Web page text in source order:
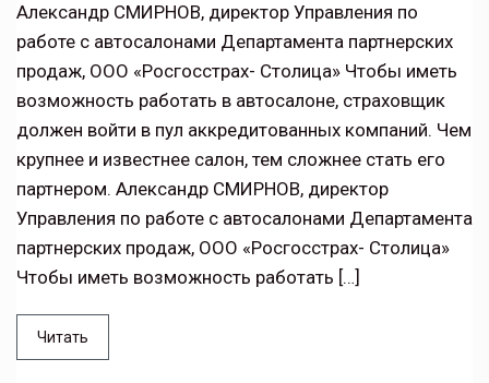
Александр СМИРНОВ, директор Управления по
работе с автосалонами Департамента партнерских
продаж, ООО «Росгосстрах- Столица» Чтобы иметь
возможность работать в автосалоне, страховщик
должен войти в пул аккредитованных компаний. Чем
крупнее и известнее салон, тем сложнее стать его
партнером. Александр СМИРНОВ, директор
Управления по работе с автосалонами Департамента
партнерских продаж, ООО «Росгосстрах- Столица»
Чтобы иметь возможность работать […]
Читать